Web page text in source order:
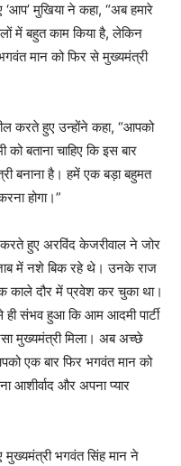
मुखिया ने कहा, “अब हमारे
में बहुत काम किया है, लेकिन
मान को फिर से मुख्यमंत्री
करते हुए उन्होंने कहा, “आपको
बताना चाहिए कि इस बार
बनाना है। हमें एक बड़ा बहुमत
होगा।”
हुए अरविंद केजरीवाल ने जोर
में नशे बिक रहे थे। उनके राज
काले दौर में प्रवेश कर चुका था।
संभव हुआ कि आम आदमी पार्टी
मुख्यमंत्री मिला। अब अच्छे
एक बार फिर भगवंत मान को
आशीर्वाद और अपना प्यार
भगवंत सिंह मान ने